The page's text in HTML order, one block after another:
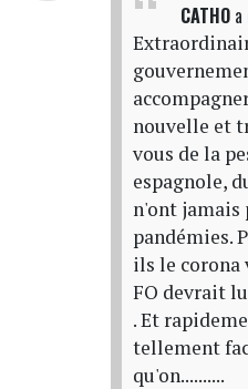
CATHOa
nouvelle et
vous de la
espagnole,
n'ont jamais
pandémies.
ils le corona
FO devrait
. Et
tellement
qu'on..........